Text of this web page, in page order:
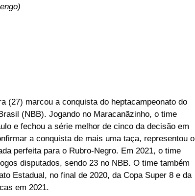
(27) marcou a conquista do heptacampeonato do
(NBB). Jogando no Maracanãzinho, o time
e fechou a série melhor de cinco da decisão em
a conquista de mais uma taça, representou o
perfeita para o Rubro-Negro. Em 2021, o time
disputados, sendo 23 no NBB. O time também
Estadual, no final de 2020, da Copa Super 8 e da
em 2021.